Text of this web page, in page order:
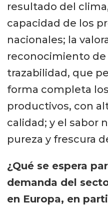
prácticas en
sostenibilidad.
stand se
certificaciones
empresa como
atributos de la
“Esperamos
una encuesta de
experiencia en la
cualitativo e
recibido muy
resultado del
capacidad de los
nacionales; la
reconocimiento de
trazabilidad, que
forma completa
productivos, con
calidad; y el sabor
pureza y frescura
¿Qué se espera
demanda del
en Europa, en